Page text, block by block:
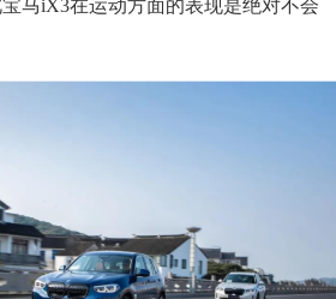
马iX3在运动方面的表现是绝对不会